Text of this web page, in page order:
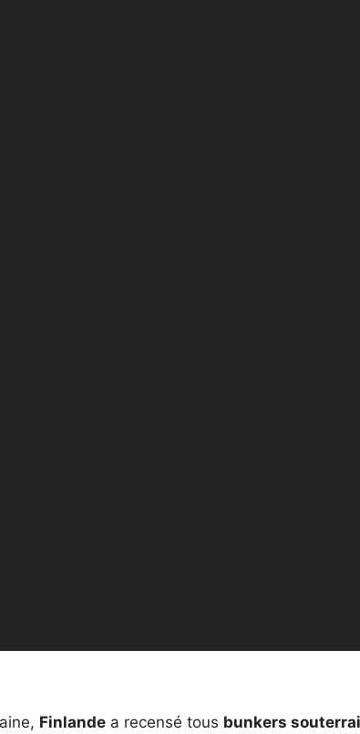
Finlande a recensé tous bunkers